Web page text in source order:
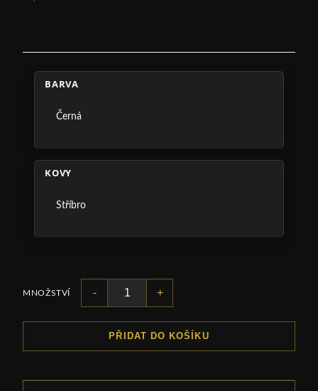
BARVA
Černá
KOVY
Stříbro
MNOŽSTVÍ - +
PŘIDAT DO KOŠÍKU